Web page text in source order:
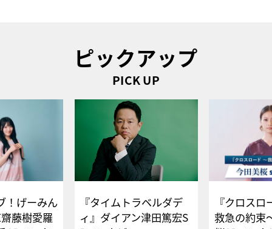
ピックアップ
PICK UP
！げーみん
藤樹愛羅
『タイムトラベルダデ
ィ』ダイアン津田篤宏S
『クロス
救急の約束